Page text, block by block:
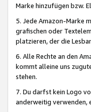
Marke hinzufügen bzw.
5. Jede Amazon-Marke
grafischen oder
platzieren, der die
6. Alle Rechte an den
kommt alleine uns
stehen.
7. Du darfst kein Logo
anderweitig verwenden,